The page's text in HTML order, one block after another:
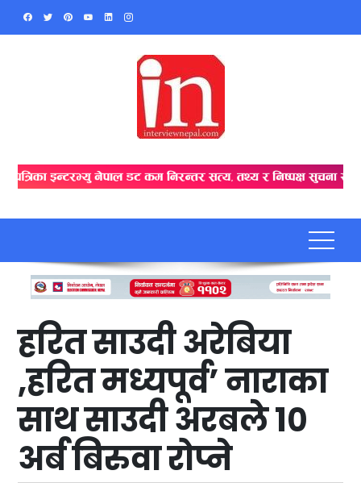
Skip
हरित साउदी अरेबिया
,हरित मध्यपूर्व’ नाराका
साथ साउदी अरबले १०
अर्ब बिरुवा रोप्ने